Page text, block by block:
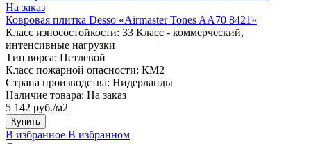
На заказ
Ковровая плитка Desso «Airmaster Tones AA70 8421»
Класс износостойкости: 33 Класс - коммерческий,
интенсивные нагрузки
Тип ворса: Петлевой
Класс пожарной опасности: КМ2
Страна производства: Нидерланды
Наличие товара: На заказ
5 142 руб./м2
Купить
В избранное В избранном